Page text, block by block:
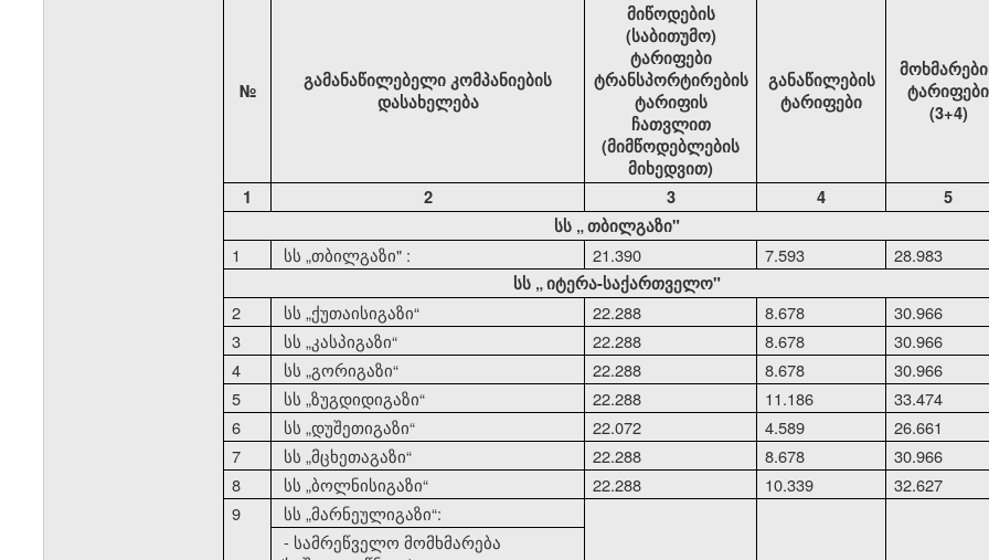
№
გამანაწილებელი კომპანიების
დასახელება
მიწოდების
(საბითუმო)
ტარიფები
ტრანსპორტირების
ტარიფის
ჩათვლით
(მიმწოდებლების
მიხედვით)
განაწილების
ტარიფები
ტარიფები
(3+4)
1 2 3 4
5
სს „თბილგაზი"
1
სს„თბილგაზი" : 21.390 7.593
28.983
სს „იტერა-საქართველო"
2
სს„ქუთაისიგაზი“ 22.288 8.678
30.966
3
სს„კასპიგაზი“ 22.288 8.678
30.966
4
სს„გორიგაზი“ 22.288 8.678
30.966
5
სს„ზუგდიდიგაზი“ 22.288 11.186
33.474
6
სს„დუშეთიგაზი“ 22.072 4.589
26.661
7
სს„მცხეთაგაზი“ 22.288 8.678
30.966
8
სს„ბოლნისიგაზი“ 22.288 10.339
32.627
9
სს„მარნეულიგაზი“:
- სამრეწველო მომხმარება